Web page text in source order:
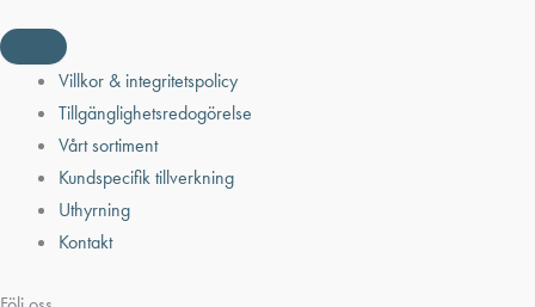
Villkor & integritetspolicy
Tillgänglighetsredogörelse
Vårt sortiment
Kundspecifik tillverkning
Uthyrning
Kontakt